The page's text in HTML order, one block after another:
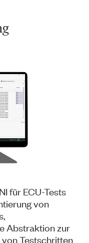
für ECU-Tests
von
Abstraktion zur
Testschritten